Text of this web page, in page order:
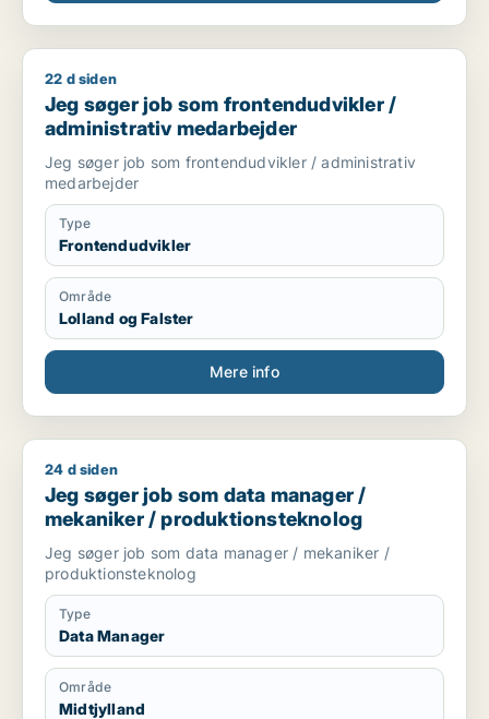
Jeg søger job som frontendudvikler / administrativ
22 d siden
Jeg søger job som frontendudvikler /
administrativ medarbejder
Jeg søger job som frontendudvikler / administrativ
medarbejder
Type
Frontendudvikler
Område
Lolland og Falster
Mere info
Jeg søger job som data manager / mekaniker /
24 d siden
Jeg søger job som data manager /
mekaniker / produktionsteknolog
Jeg søger job som data manager / mekaniker /
produktionsteknolog
Type
Data Manager
Område
Midtjylland